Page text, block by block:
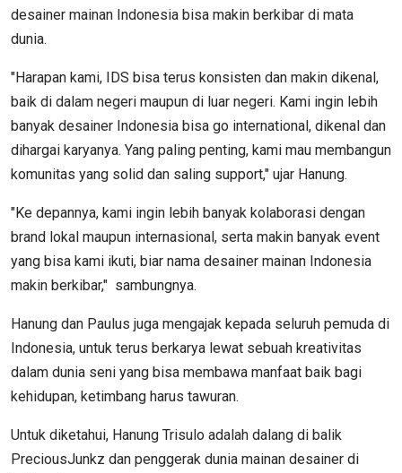
desainer mainan Indonesia bisa makin berkibar di mata
dunia.
"Harapan kami, IDS bisa terus konsisten dan makin dikenal,
baik di dalam negeri maupun di luar negeri. Kami ingin lebih
banyak desainer Indonesia bisa go international, dikenal dan
dihargai karyanya. Yang paling penting, kami mau membangun
komunitas yang solid dan saling support," ujar Hanung.
"Ke depannya, kami ingin lebih banyak kolaborasi dengan
brand lokal maupun internasional, serta makin banyak event
yang bisa kami ikuti, biar nama desainer mainan Indonesia
makin berkibar," sambungnya.
Hanung dan Paulus juga mengajak kepada seluruh pemuda di
Indonesia, untuk terus berkarya lewat sebuah kreativitas
dalam dunia seni yang bisa membawa manfaat baik bagi
kehidupan, ketimbang harus tawuran.
Untuk diketahui, Hanung Trisulo adalah dalang di balik
PreciousJunkz dan penggerak dunia mainan desainer di